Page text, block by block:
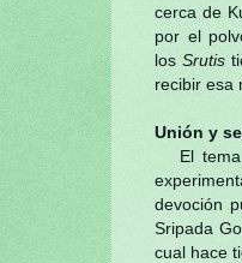
cerca de
por el
los Srutis
recibir esa
Unión y
El tema
devoción
Sripada
cual hace